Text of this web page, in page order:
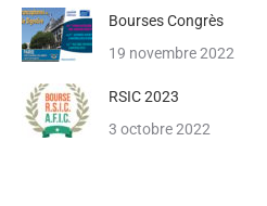
Bourses Congrès
19 novembre 2022
RSIC 2023
3 octobre 2022